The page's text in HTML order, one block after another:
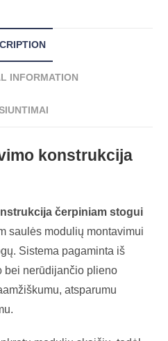
INFORMATION
konstrukcija
čerpiniam stogui
saulės modulių montavimui
Sistema pagaminta iš
bei nerūdijančio plieno
atsparumu